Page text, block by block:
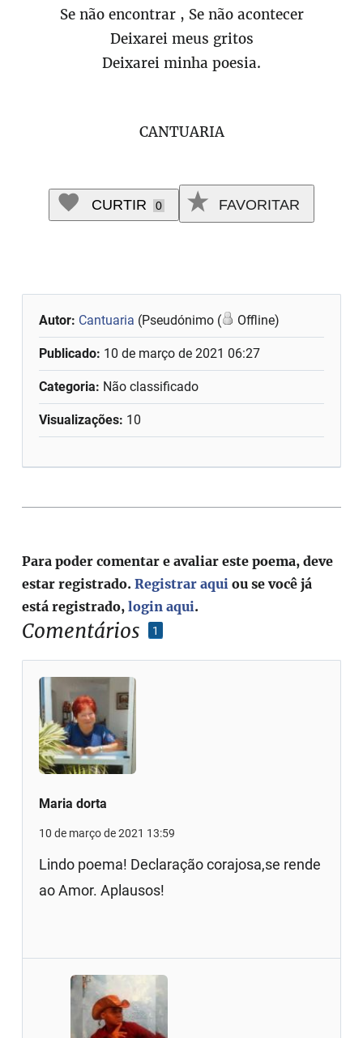
Se não encontrar , Se não acontecer
Deixarei meus gritos
Deixarei minha poesia.
CANTUARIA
CURTIR 0 FAVORITAR
Autor: Cantuaria (Pseudónimo ( Offline)
Publicado: 10 de março de 2021 06:27
Categoria: Não classificado
Visualizações: 10
Comentários 1
Maria dorta
10 de março de 2021 13:59
Lindo poema! Declaração corajosa,se rende
ao Amor. Aplausos!
Para poder comentar e avaliar este poema, deve
estar registrado.Registrar aqui ou se você já
está registrado,login aqui.